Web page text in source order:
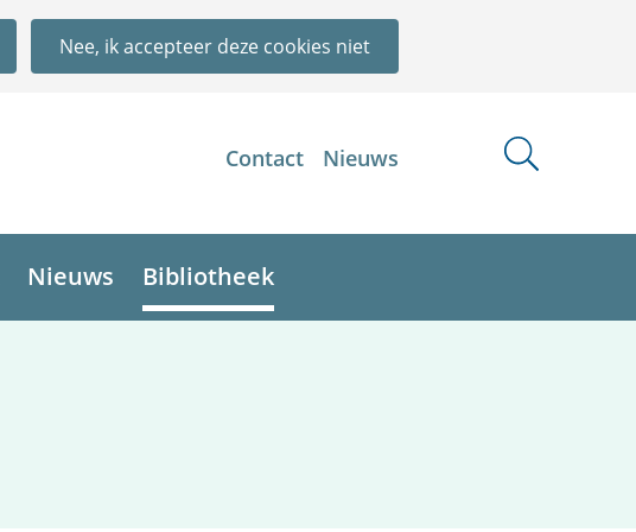
Nee, ik accepteer deze cookies niet
Contact Nieuws
Nieuws Bibliotheek